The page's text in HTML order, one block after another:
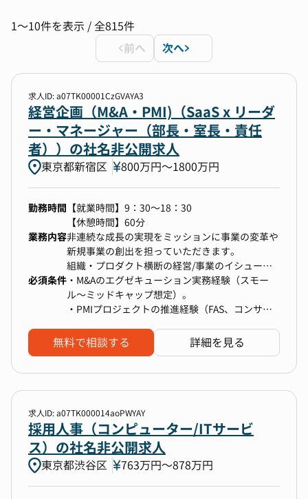
選択なし
17件選択
年収
700万円以上〜上限なし
検索する
選択中の条件 すべてクリア
東京都千代田区 東京都中央区
東京都港区
東京都新宿区
東京都文京区
東京都台東区
東京都江東区
東京都品川区
東京都目黒区
東京都大田区
東京都世田谷区
東京都渋谷区
東京都中野区
東京都杉並区
東京都豊島区
東京都北区
東京都板橋区
700万円以上〜上限なし
1〜10件を表示 / 全815件
前へ
次へ
求人ID: a07TK00001CzGVAYA3
経営企画（M&A・PMI)（SaaS x リーダ
ー・マネージャー（部長・室長・責任
者））の社名非公開求人
東京都新宿区 800万円〜1800万円
勤務時間 【就業時間】9：30～18：30
【休憩時間】60分
業務内容非連続な成長の実現をミッションに事業の変革や
新規事業の創出を担っていただきます。
組織・プロダクト横断の経営/事業のイシューに
ついて、様々なステークホルダーを巻き込みなが
ら課題を解決し、仕組み化するという重要な役割
をスピード感もって取り組んでいただくポジショ
中長期での成果とともに短期的な事業成果も両立
できるように、データ分析や戦略の立案だけでな
◆全社戦略策定・執行支援・KPIモニタリング
・全社戦略を継続的に更新・モニタリング・KPI
管理
・経営アジェンダの設計・管理
必須条件 ・M&Aのエグゼキューション実務経験（スモー
ル〜ミッドキャップ想定）。
・PMIプロジェクトの推進経験（FAS、コンサ
・財務・法務・IT・人事など、PMIにおける広範
な論点に対する深い理解。
無料で相談する 詳細を見る
求人ID: a07TK000014aoPWYAY
採用人事（コンピューター/ITサービ
ス）の社名非公開求人
東京都渋谷区 763万円〜878万円